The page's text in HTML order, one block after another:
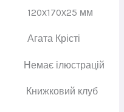
120х170х25 мм
Агата Крісті
Немає ілюстрацій
Книжковий клуб